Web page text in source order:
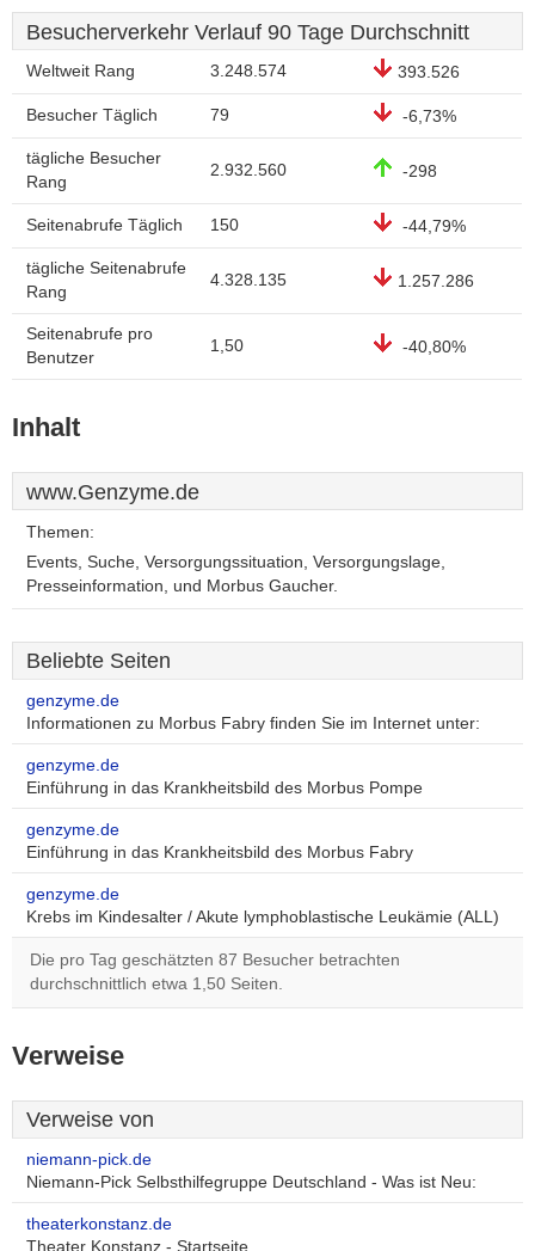
Besucherverkehr Verlauf 90 Tage Durchschnitt
Weltweit Rang 3.248.574 393.526
Besucher Täglich 79 -6,73%
tägliche Besucher
Rang
2.932.560 -298
Seitenabrufe Täglich 150 -44,79%
tägliche Seitenabrufe
Rang
4.328.135 1.257.286
Seitenabrufe pro
Benutzer
1,50 -40,80%
Inhalt
www.Genzyme.de
Themen:
Events, Suche, Versorgungssituation, Versorgungslage,
Presseinformation, und Morbus Gaucher.
Beliebte Seiten
genzyme.de
Informationen zu Morbus Fabry finden Sie im Internet unter:
genzyme.de
Einführung in das Krankheitsbild des Morbus Pompe
genzyme.de
Einführung in das Krankheitsbild des Morbus Fabry
genzyme.de
Krebs im Kindesalter / Akute lymphoblastische Leukämie (ALL)
Die pro Tag geschätzten 87 Besucher betrachten
durchschnittlich etwa 1,50 Seiten.
Verweise
Verweise von
niemann-pick.de
Niemann-Pick Selbsthilfegruppe Deutschland - Was ist Neu:
theaterkonstanz.de
Theater Konstanz - Startseite